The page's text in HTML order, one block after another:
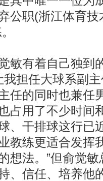
公职(浙江体育
有着自己独到
我担任大球系副
任的同时也兼任
占用了不少时间
、干排球这行已
教练更适合发挥
想法。”但俞觉
、信任、培养他